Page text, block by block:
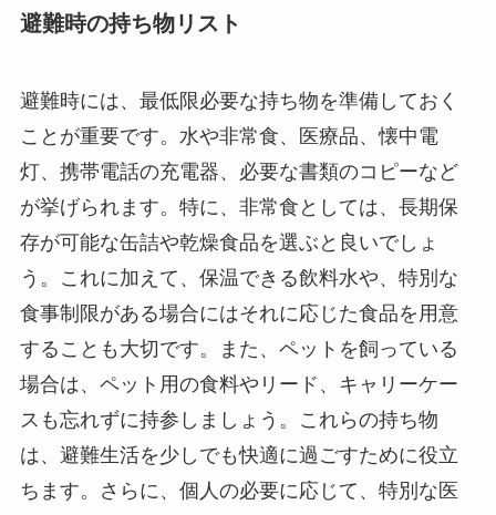
避難時の持ち物リスト
避難時には、最低限必要な持ち物を準備しておく
ことが重要です。水や非常食、医療品、懐中電
灯、携帯電話の充電器、必要な書類のコピーなど
が挙げられます。特に、非常食としては、長期保
存が可能な缶詰や乾燥食品を選ぶと良いでしょ
う。これに加えて、保温できる飲料水や、特別な
食事制限がある場合にはそれに応じた食品を用意
することも大切です。また、ペットを飼っている
場合は、ペット用の食料やリード、キャリーケー
スも忘れずに持参しましょう。これらの持ち物
は、避難生活を少しでも快適に過ごすために役立
ちます。さらに、個人の必要に応じて、特別な医